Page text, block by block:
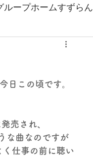
ループホームすずらん
日この頃です。
売され、
な曲なのですが
仕事の前に聴い